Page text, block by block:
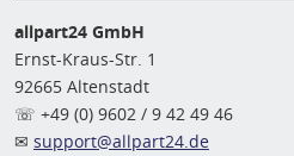
allpart24 GmbH
Ernst-Kraus-Str. 1
92665 Altenstadt
☏ +49 (0) 9602 / 9 42 49 46
✉ support@allpart24.de